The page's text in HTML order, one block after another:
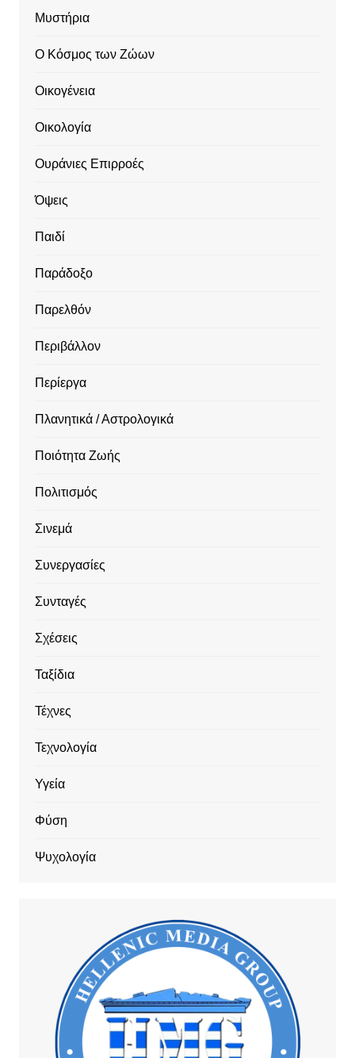
Μυστήρια
Ο Κόσμος των Ζώων
Οικογένεια
Οικολογία
Ουράνιες Επιρροές
Όψεις
Παιδί
Παράδοξο
Παρελθόν
Περιβάλλον
Περίεργα
Πλανητικά / Αστρολογικά
Ποιότητα Ζωής
Πολιτισμός
Σινεμά
Συνεργασίες
Συνταγές
Σχέσεις
Ταξίδια
Τέχνες
Τεχνολογία
Υγεία
Φύση
Ψυχολογία